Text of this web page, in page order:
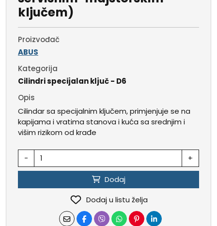
ključem)
Proizvođač
ABUS
Kategorija
Cilindri specijalan ključ - D6
Opis
Cilindar sa specijalnim ključem, primjenjuje se na
kapijama i vratima stanova i kuća sa srednjim i
višim rizikom od krađe
- +
Dodaj
Dodaj u listu želja